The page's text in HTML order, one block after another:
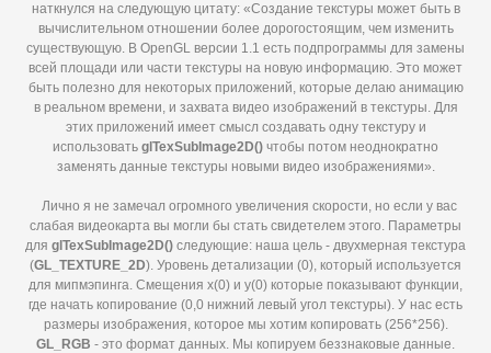
наткнулся на следующую цитату: «Создание текстуры может быть в
вычислительном отношении более дорогостоящим, чем изменить
существующую. В OpenGL версии 1.1 есть подпрограммы для замены
всей площади или части текстуры на новую информацию. Это может
быть полезно для некоторых приложений, которые делаю анимацию
в реальном времени, и захвата видео изображений в текстуры. Для
этих приложений имеет смысл создавать одну текстуру и
использовать glTexSubImage2 D() чтобы потом неоднократно
заменять данные текстуры новыми видео изображениями».
Лично я не замечал огромного увеличения скорости, но если у вас
слабая видеокарта вы могли бы стать свидетелем этого. Параметры
для glTexSubImage2 D() следующие: наша цель - двухмерная текстура
(GL_ TEXTURE_2 D). Уровень детализации (0), который используется
для мипмэпинга. Смещения x(0) и y(0) которые показывают функции,
где начать копирование (0,0 нижний левый угол текстуры). У нас есть
размеры изображения, которое мы хотим копировать (256*256).
GL_
RGB - это формат данных. Мы копируем беззнаковые данные.